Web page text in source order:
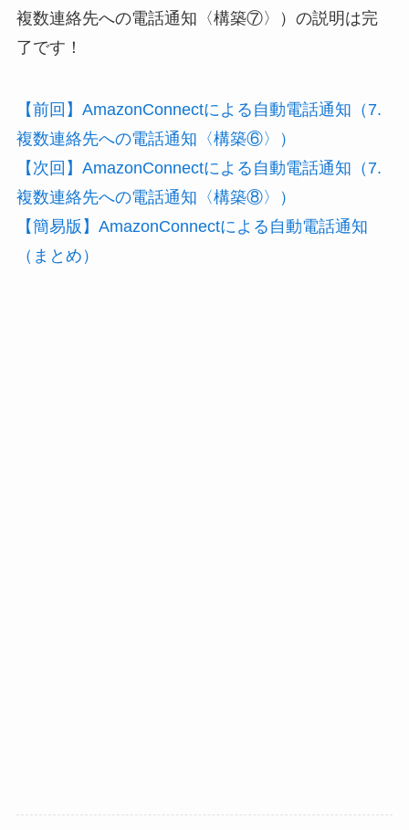
複数連絡先への電話通知〈構築⑦〉）の説明は完
了です！
【前回】AmazonConnectによる自動電話通知（7.
複数連絡先への電話通知〈構築⑥〉）
【次回】AmazonConnectによる自動電話通知（7.
複数連絡先への電話通知〈構築⑧〉）
【簡易版】AmazonConnectによる自動電話通知
（まとめ）